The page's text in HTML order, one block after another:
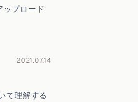
プロード
2021.07.14
て理解する